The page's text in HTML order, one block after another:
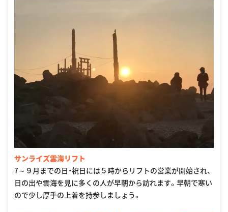
サンライズ雲海リフト
7～９月までの日・祝日には５時からリフトの営業が開始され、
日の出や雲海を見に多くの人が早朝から訪れます。早朝で寒い
ので少し厚手の上着を持参しましょう。